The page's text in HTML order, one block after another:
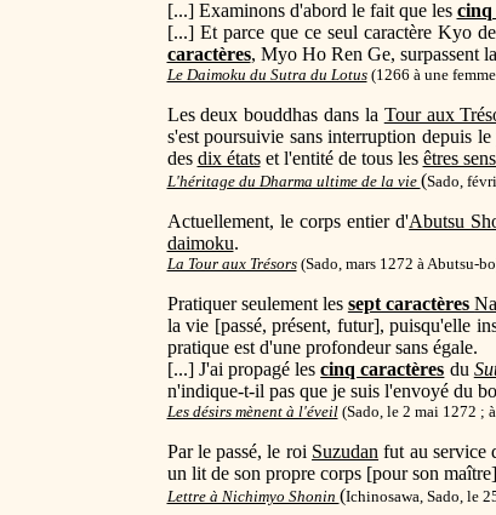
[...] Examinons d'abord le fait que les cinq
[...] Et parce que ce seul caractère Kyo
caractères, Myo Ho Ren Ge, surpassent
Le Daimoku du Sutra du Lotus (1266 à une
Les deux bouddhas dans la Tour aux
s'est poursuivie sans interruption depuis le
des dix étatset l'entité de tous les êtres
L'héritage du Dharma ultime de la vie (Sado,
Actuellement, le corps entier d'Abutsu
daimoku.
La Tour aux Trésors(Sado, mars 1272 à Abutsu-
Pratiquer seulement les sept caractères
la vie [passé, présent, futur], puisqu'elle
pratique est d'une profondeur sans égale.
[...] J'ai propagé lescinq caractères du
n'indique-t-il pas que je suis l'envoyé du
Les désirs mènent à l'éveil(Sado, le 2 mai 1272 ;
Par le passé, le roi Suzudan fut au service
un lit de son propre corps [pour son
Lettre à Nichimyo Shonin (Ichinosawa, Sado, le